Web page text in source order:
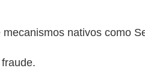
nativos como